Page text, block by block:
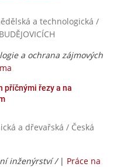
a technologická /
a ochrana zájmových
příčnými řezy a na
a dřevařská / Česká
inženýrství / | Práce na